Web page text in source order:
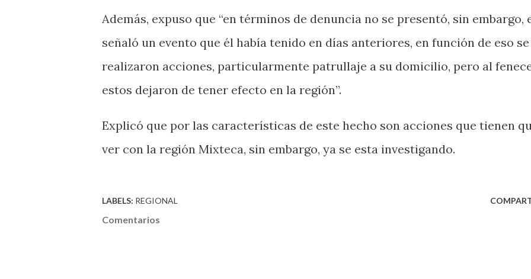
Además, expuso que “en términos de denuncia no se presentó, sin embargo,
señaló un evento que él había tenido en días anteriores, en función de eso se
realizaron acciones, particularmente patrullaje a su domicilio, pero al
estos dejaron de tener efecto en la región”.
Explicó que por las características de este hecho son acciones que tienen
ver con la región Mixteca, sin embargo, ya se esta investigando.
LABELS: REGIONAL
Comentarios